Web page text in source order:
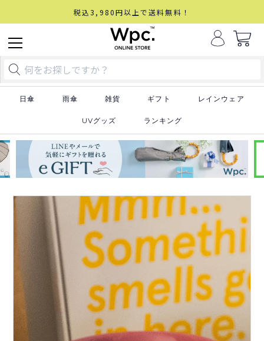
税込3,980円以上で送料無料！
日傘 雨傘 雑貨 ギフト レインウェア
UVグッズ ランキング